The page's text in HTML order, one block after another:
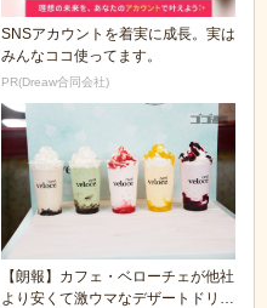
SNSアカウントを着実に成長。実は
みんなココ使ってます。
PR(Dreaw合同会社)
【朗報】カフェ・ベローチェが他社
より安くて激ウマなデザートドリン